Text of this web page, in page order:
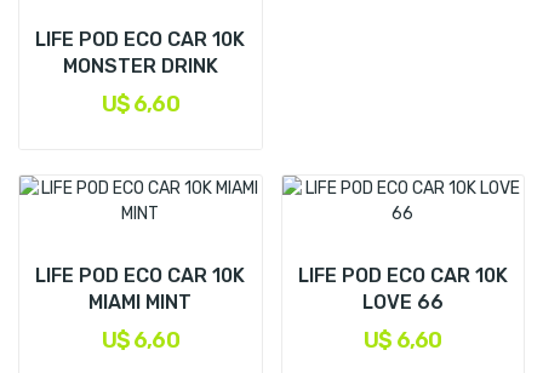
LIFE POD ECO CAR 10K
MONSTER DRINK
U$ 6,60
LIFE POD ECO CAR 10K
MIAMI MINT
U$ 6,60
LIFE POD ECO CAR 10K
LOVE 66
U$ 6,60